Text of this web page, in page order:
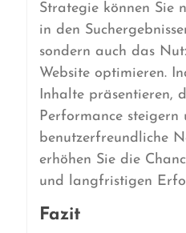
Strategie können Sie
in den
sondern auch das
Website optimieren.
Inhalte präsentieren,
Performance steigern
benutzerfreundliche
erhöhen Sie die
und langfristigen
Fazit